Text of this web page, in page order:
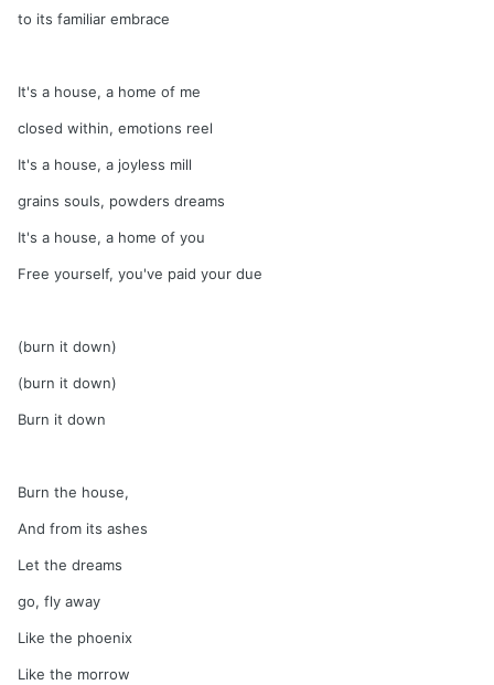
to its familiar embrace
It's a house, a home of me
closed within, emotions reel
It's a house, a joyless mill
grains souls, powders dreams
It's a house, a home of you
Free yourself, you've paid your due
(burn it down)
(burn it down)
Burn it down
Burn the house,
And from its ashes
Let the dreams
go, fly away
Like the phoenix
Like the morrow